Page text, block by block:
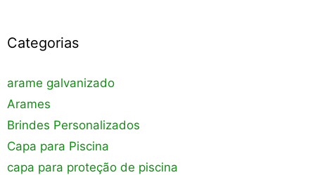
Categorias
arame galvanizado
Arames
Brindes Personalizados
Capa para Piscina
capa para proteção de piscina